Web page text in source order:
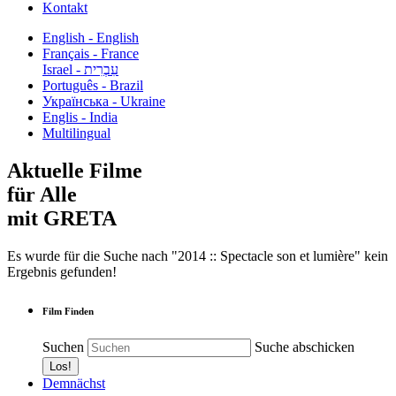
Kontakt
English - English
Français - France
עִבְרִית - Israel
Português - Brazil
Українська - Ukraine
Englis - India
Multilingual
Aktuelle Filme
für Alle
mit GRETA
Es wurde für die Suche nach "2014 :: Spectacle son et lumière" kein
Ergebnis gefunden!
Film Finden
Suchen Suche abschicken
Demnächst